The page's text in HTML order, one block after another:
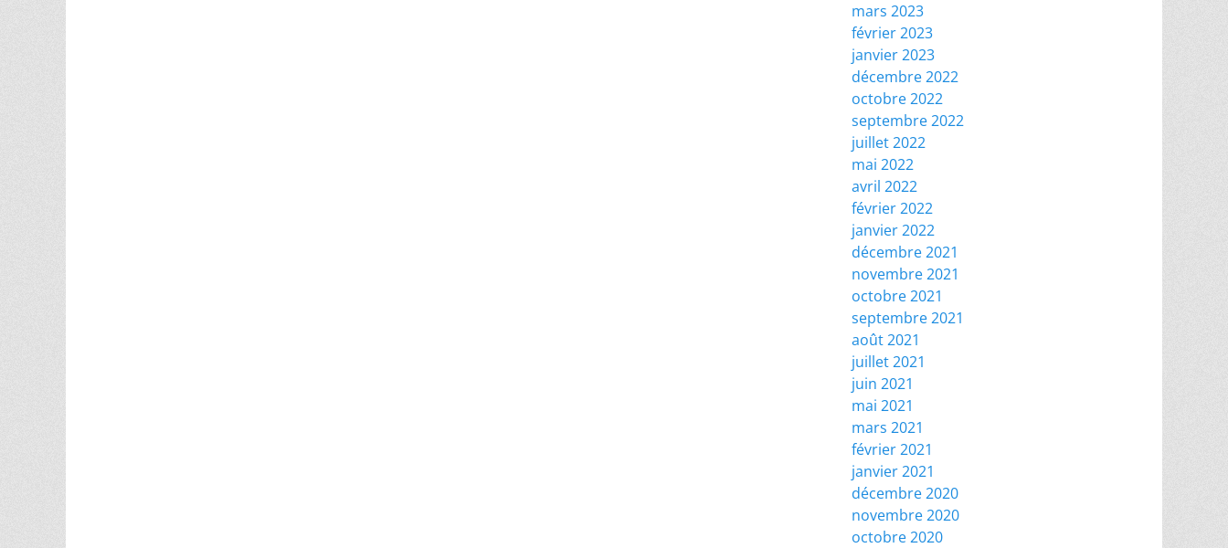
mars 2023
février 2023
janvier 2023
décembre 2022
octobre 2022
septembre 2022
juillet 2022
mai 2022
avril 2022
février 2022
janvier 2022
décembre 2021
novembre 2021
octobre 2021
septembre 2021
août 2021
juillet 2021
juin 2021
mai 2021
mars 2021
février 2021
janvier 2021
décembre 2020
novembre 2020
octobre 2020